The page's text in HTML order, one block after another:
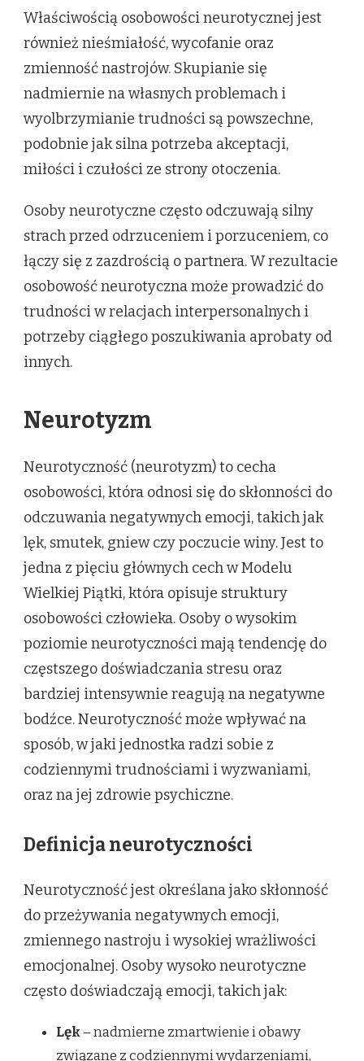
Właściwością osobowości neurotycznej jest
również nieśmiałość, wycofanie oraz
zmienność nastrojów. Skupianie się
nadmiernie na własnych problemach i
wyolbrzymianie trudności są powszechne,
podobnie jak silna potrzeba akceptacji,
miłości i czułości ze strony otoczenia.
Osoby neurotyczne często odczuwają silny
strach przed odrzuceniem i porzuceniem, co
łączy się z zazdrością o partnera. W rezultacie
osobowość neurotyczna może prowadzić do
trudności w relacjach interpersonalnych i
potrzeby ciągłego poszukiwania aprobaty od
innych.
Neurotyzm
Neurotyczność (neurotyzm) to cecha
osobowości, która odnosi się do skłonności do
odczuwania negatywnych emocji, takich jak
lęk, smutek, gniew czy poczucie winy. Jest to
jedna z pięciu głównych cech w Modelu
Wielkiej Piątki, która opisuje struktury
osobowości człowieka. Osoby o wysokim
poziomie neurotyczności mają tendencję do
częstszego doświadczania stresu oraz
bardziej intensywnie reagują na negatywne
bodźce. Neurotyczność może wpływać na
sposób, w jaki jednostka radzi sobie z
codziennymi trudnościami i wyzwaniami,
oraz na jej zdrowie psychiczne.
Definicja neurotyczności
Neurotyczność jest określana jako skłonność
do przeżywania negatywnych emocji,
zmiennego nastroju i wysokiej wrażliwości
emocjonalnej. Osoby wysoko neurotyczne
często doświadczają emocji, takich jak:
Lęk– nadmierne zmartwienie i obawy
związane z codziennymi wydarzeniami,